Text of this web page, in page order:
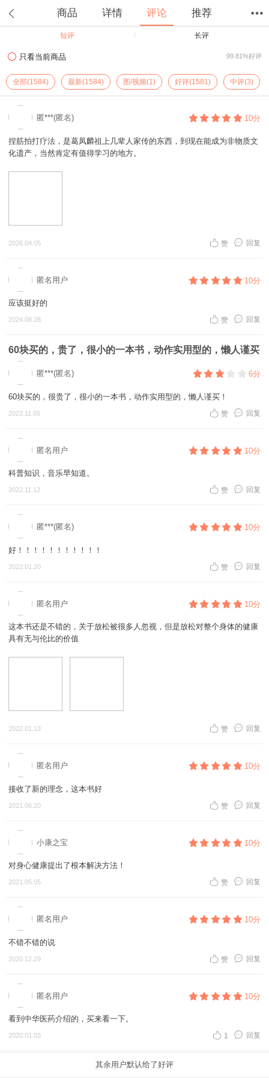
商品 详情 评论 推荐
短评 长评
只看当前商品 99.81%好评
全部(1584) 最新(1584) 图/视频(1) 好评(1581) 中评(3)
匿***(匿名) 10分
捏筋拍打疗法，是葛凤麟祖上几辈人家传的东西，到现在能成为非物质文
化遗产，当然肯定有值得学习的地方。
2026.04.05 回复
赞
匿名用户 10分
应该挺好的
2024.08.28 回复
赞
60块买的，贵了，很小的一本书，动作实用型的，懒人谨买
匿***(匿名) 6分
60块买的，很贵了，很小的一本书，动作实用型的，懒人谨买！
2023.11.05 回复
赞
匿名用户 10分
科普知识，音乐早知道。
2022.11.12 回复
赞
匿***(匿名) 10分
好！！！！！！！！！！！
2022.01.20 回复
赞
匿名用户 10分
这本书还是不错的，关于放松被很多人忽视，但是放松对整个身体的健康
具有无与伦比的价值
2022.01.13 回复
赞
匿名用户 10分
接收了新的理念，这本书好
2021.06.20 回复
赞
小康之宝 10分
对身心健康提出了根本解决方法！
2021.05.05 回复
赞
匿名用户 10分
不错不错的说
2020.12.29 回复
赞
匿名用户 10分
看到中华医药介绍的，买来看一下。
2020.01.03 回复
1
其余用户默认给了好评